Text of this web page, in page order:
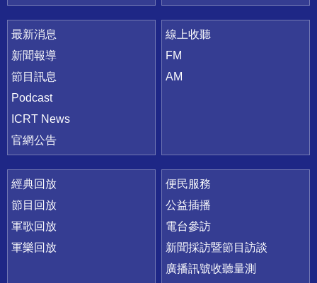
最新消息
新聞報導
節目訊息
Podcast
ICRT News
官網公告
線上收聽
FM
AM
經典回放
節目回放
軍歌回放
軍樂回放
便民服務
公益插播
電台參訪
新聞採訪暨節目訪談
廣播訊號收聽量測